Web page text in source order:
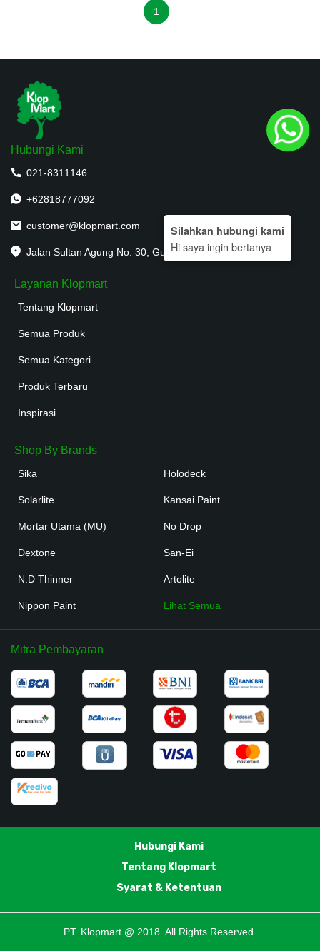
1
Hubungi Kami
021-8311146
+62818777092
customer@klopmart.com
Jalan Sultan Agung No. 30, Guntur, Jakarta Selatan
Layanan Klopmart
Tentang Klopmart
Semua Produk
Semua Kategori
Produk Terbaru
Inspirasi
Shop By Brands
Sika
Solarlite
Mortar Utama (MU)
Dextone
N.D Thinner
Nippon Paint
Holodeck
Kansai Paint
No Drop
San-Ei
Artolite
Lihat Semua
Mitra Pembayaran
Hubungi Kami
Tentang Klopmart
Syarat & Ketentuan
PT. Klopmart @ 2018. All Rights Reserved.
Silahkan hubungi kami
Hi saya ingin bertanya